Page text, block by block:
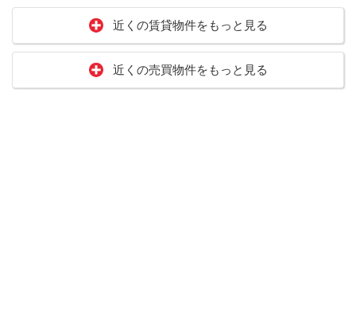
近くの賃貸物件をもっと見る
近くの売買物件をもっと見る